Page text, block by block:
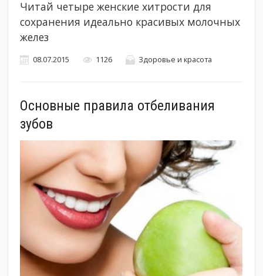
Читай четыре женские хитрости для
сохранения идеально красивых молочных
желез
08.07.2015 1126 Здоровье и красота
Основные правила отбеливания
зубов